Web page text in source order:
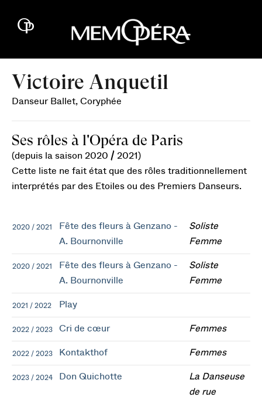
Victoire Anquetil
Danseur Ballet, Coryphée
Ses rôles à l'Opéra de Paris
(depuis la saison 2020 / 2021)
Cette liste ne fait état que des rôles traditionnellement
interprétés par des Etoiles ou des Premiers Danseurs.
2020 / 2021
Fête des fleurs à Genzano -
A. Bournonville
Soliste
Femme
2020 / 2021
Fête des fleurs à Genzano -
A. Bournonville
Soliste
Femme
2021 / 2022 Play
2022 / 2023 Cri de cœur Femmes
2022 / 2023 Kontakthof Femmes
2023 / 2024 Don Quichotte
La Danseuse
de rue